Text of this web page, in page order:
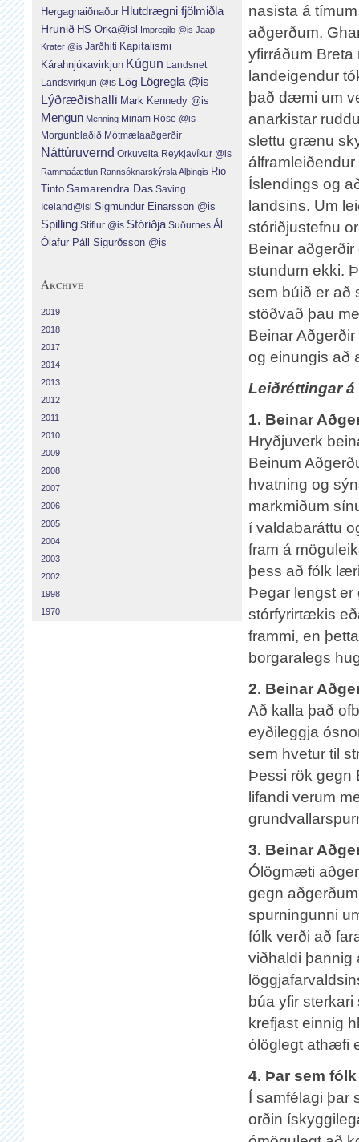
nasista á
aðgerðum.
yfirráðum
landeigendur
það dæmi um
anarkistar
slettu grænu
Íslendings og
landsins. Um
stóriðjustefnu
Beinar
stundum ekki.
sem búið er að
stöðvað þau
Beinar
og einungis að
Leiðréttingar
1. Beinar
Hryðjuverk
Beinum
hvatning og
markmiðum
í valdabaráttu
fram á
þess að fólk
Þegar lengst er
stórfyrirtækis
frammi, en
borgaralegs
2. Beinar
Að kalla það
eyðileggja
sem hvetur til
Þessi rök gegn
lifandi verum
3. Beinar
Ólögmæti
gegn
spurningunni
fólk verði að
viðhaldi
búa yfir
krefjast einnig
ólöglegt athæfi
4. Þar sem
Í samfélagi þar
orðin
Hergagnaiðnaður Hlutdrægni fjölmiðla
Hrunið HS Orka@isl Impregilo @is Jaap
Krater @is Jarðhiti Kapítalismi
Kárahnjúkavirkjun Kúgun Landsnet
Landsvirkjun @is Lög Lögregla @is
Lýðræðishalli Mark Kennedy @is
Mengun Menning Miriam Rose @is
Morgunblaðið Mótmælaaðgerðir
Náttúruvernd Orkuveita Reykjavíkur @is
Rammaáætlun Rannsóknarskýrsla Alþingis Rio
Tinto Samarendra Das Saving
Iceland@isl Sigmundur Einarsson @is
Spilling Stíflur @is Stóriðja Suðurnes Ál
Ólafur Páll Sigurðsson @is
Archive
2019
2018
2017
2014
2013
2012
2011
2010
2009
2008
2007
2006
2005
2004
2003
2002
1998
1970